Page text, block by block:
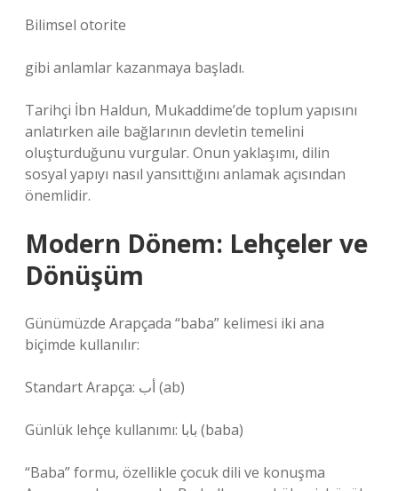
Bilimsel otorite
gibi anlamlar kazanmaya başladı.
Tarihçi İbn Haldun, Mukaddime’de toplum yapısını
anlatırken aile bağlarının devletin temelini
oluşturduğunu vurgular. Onun yaklaşımı, dilin
sosyal yapıyı nasıl yansıttığını anlamak açısından
önemlidir.
Modern Dönem: Lehçeler ve
Dönüşüm
Günümüzde Arapçada “baba” kelimesi iki ana
biçimde kullanılır:
Standart Arapça: أب (ab)
Günlük lehçe kullanımı: بابا (baba)
“Baba” formu, özellikle çocuk dili ve konuşma